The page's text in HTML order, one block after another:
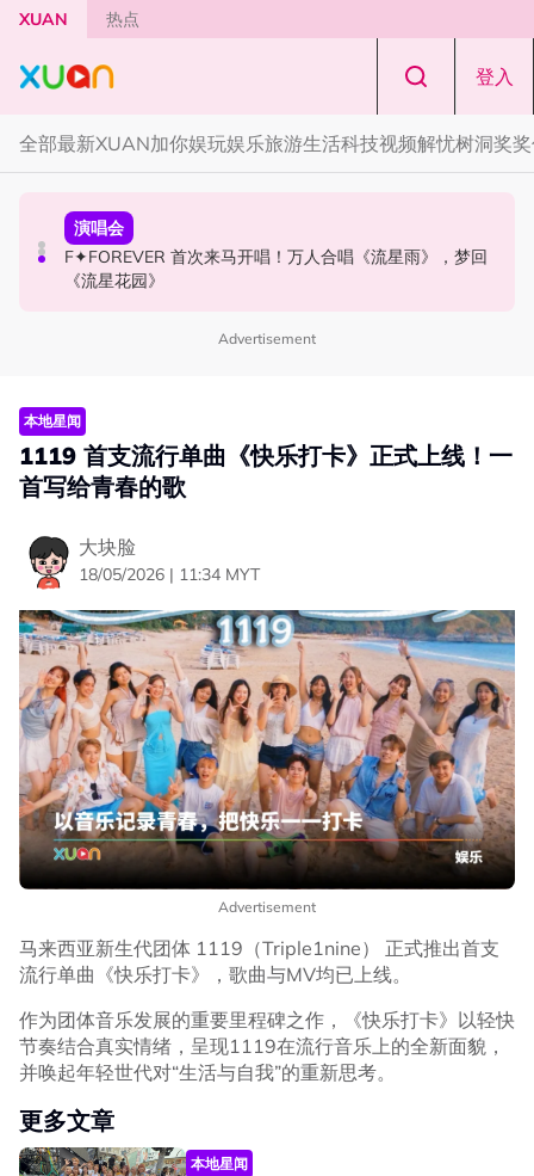
Skip to main content
XUAN 热点
登入
全部最新XUAN加你娱玩娱乐旅游生活科技视频解忧树洞奖
国际星闻
张员瑛频陷耍大牌争议！首度吐心声：真相终究会浮出水
面！
演唱会
F✦FOREVER 首次来马开唱！万人合唱《流星雨》，梦回
《流星花园》
国际星闻
CORTIS MARTIN一开口就沦陷！深情演绎JANNABI歌曲
获网友狂赞！
Advertisement
本地星闻
1119 首支流行单曲《快乐打卡》正式上线！一
首写给青春的歌
大块脸
18/05/2026 | 11:34 MYT
Advertisement
马来西亚新生代团体 1119（Triple1nine） 正式推出首支
流行单曲《快乐打卡》，歌曲与MV均已上线。
作为团体音乐发展的重要里程碑之作，《快乐打卡》以轻快
节奏结合真实情绪，呈现1119在流行音乐上的全新面貌，
并唤起年轻世代对“生活与自我”的重新思考。
更多文章
本地星闻